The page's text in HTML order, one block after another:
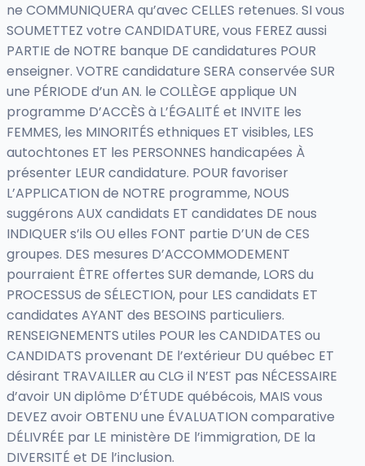
ne COMMUNIQUERA qu’avec CELLES retenues. SI vous
SOUMETTEZ votre CANDIDATURE, vous FEREZ aussi
PARTIE de NOTRE banque DE candidatures POUR
enseigner. VOTRE candidature SERA conservée SUR
une PÉRIODE d’un AN. le COLLÈGE applique UN
programme D’ACCÈS à L’ÉGALITÉ et INVITE les
FEMMES, les MINORITÉS ethniques ET visibles, LES
autochtones ET les PERSONNES handicapées À
présenter LEUR candidature. POUR favoriser
L’APPLICATION de NOTRE programme, NOUS
suggérons AUX candidats ET candidates DE nous
INDIQUER s’ils OU elles FONT partie D’UN de CES
groupes. DES mesures D’ACCOMMODEMENT
pourraient ÊTRE offertes SUR demande, LORS du
PROCESSUS de SÉLECTION, pour LES candidats ET
candidates AYANT des BESOINS particuliers.
RENSEIGNEMENTS utiles POUR les CANDIDATES ou
CANDIDATS provenant DE l’extérieur DU québec ET
désirant TRAVAILLER au CLG il N’EST pas NÉCESSAIRE
d’avoir UN diplôme D’ÉTUDE québécois, MAIS vous
DEVEZ avoir OBTENU une ÉVALUATION comparative
DÉLIVRÉE par LE ministère DE l’immigration, DE la
DIVERSITÉ et DE l’inclusion.